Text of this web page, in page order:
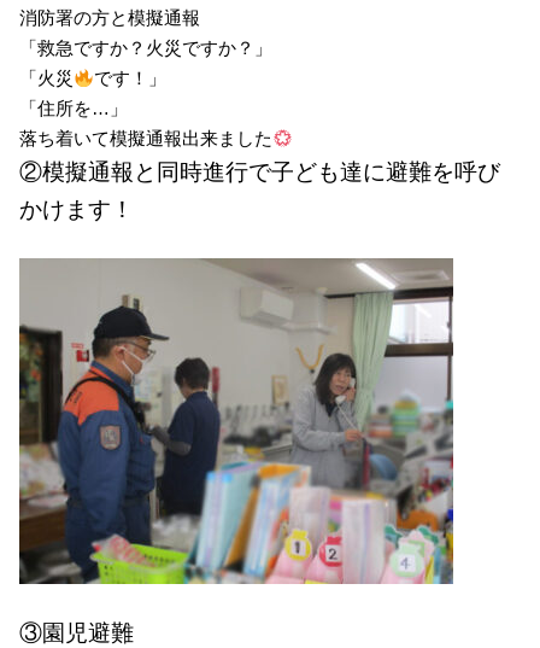
消防署の方と模擬通報
「救急ですか？火災ですか？」
「火災
です！」
「住所を…」
落ち着いて模擬通報出来ました
②模擬通報と同時進行で子ども達に避難を呼び
かけます！
③園児避難